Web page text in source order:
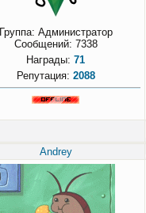
Группа: Администратор
Сообщений: 7338
Награды: 71
Репутация: 2088
Andrey